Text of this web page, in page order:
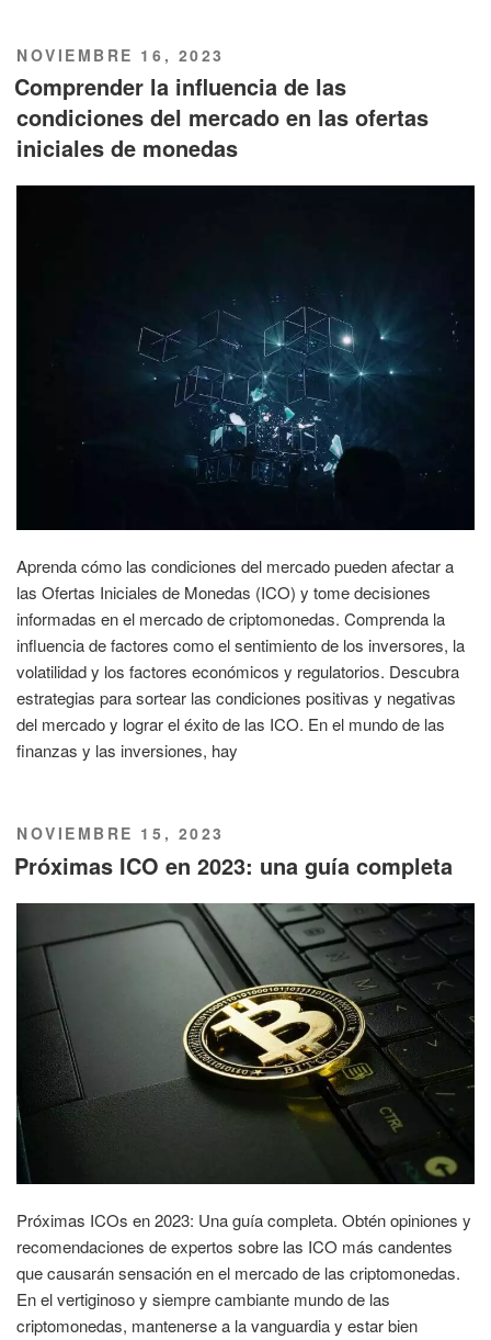
PUBLICADO
EL
NOVIEMBRE 16, 2023
Comprender la influencia de las
condiciones del mercado en las ofertas
iniciales de monedas
Aprenda cómo las condiciones del mercado pueden afectar a
las Ofertas Iniciales de Monedas (ICO) y tome decisiones
informadas en el mercado de criptomonedas. Comprenda la
influencia de factores como el sentimiento de los inversores, la
volatilidad y los factores económicos y regulatorios. Descubra
estrategias para sortear las condiciones positivas y negativas
del mercado y lograr el éxito de las ICO. En el mundo de las
finanzas y las inversiones, hay
PUBLICADO
EL
NOVIEMBRE 15, 2023
Próximas ICO en 2023: una guía completa
Próximas ICOs en 2023: Una guía completa. Obtén opiniones y
recomendaciones de expertos sobre las ICO más candentes
que causarán sensación en el mercado de las criptomonedas.
En el vertiginoso y siempre cambiante mundo de las
criptomonedas, mantenerse a la vanguardia y estar bien